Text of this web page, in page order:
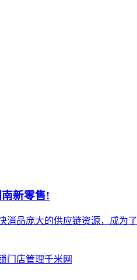
新零售!
消品庞大的供应链资源，成
门店管理千米网